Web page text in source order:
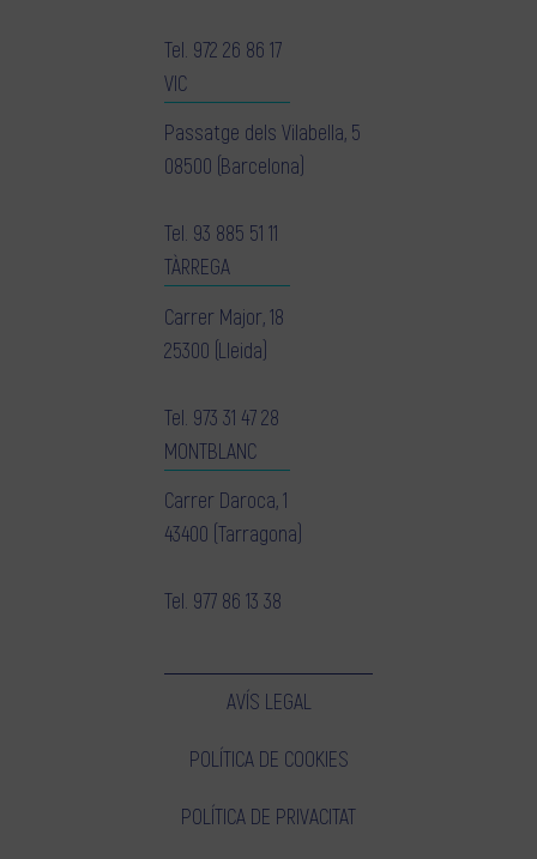
Tel. 972 26 86 17
VIC
Passatge dels Vilabella, 5
08500 (Barcelona)
Tel. 93 885 51 11
TÀRREGA
Carrer Major, 18
25300 (Lleida)
Tel. 973 31 47 28
MONTBLANC
Carrer Daroca, 1
43400 (Tarragona)
Tel. 977 86 13 38
AVÍS LEGAL
POLÍTICA DE COOKIES
POLÍTICA DE PRIVACITAT